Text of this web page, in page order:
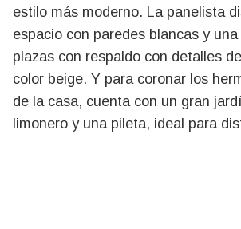
estilo más moderno. La panelista
espacio con paredes blancas y
plazas con respaldo con detalles
color beige. Y para coronar los
de la casa, cuenta con un gran
limonero y una pileta, ideal para